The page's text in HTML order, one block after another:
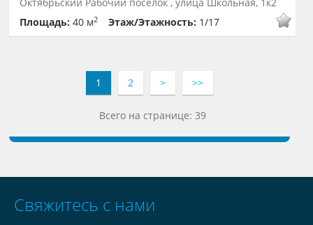
Площадь:40 м2 Этаж/Этажность: 1/17
1 2 > >>
Всего на странице: 39
Свяжитесь с нами